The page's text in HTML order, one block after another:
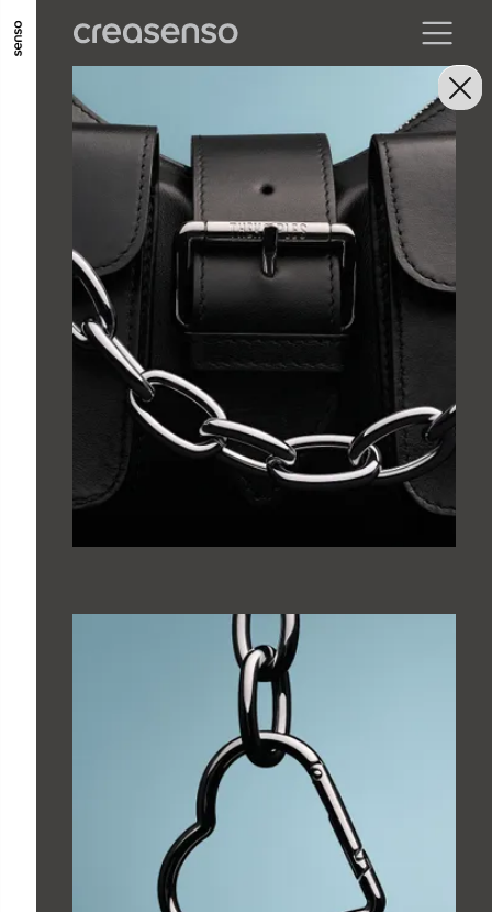
ALLER AU CONTENU PRINCIPAL
ALLER EN BAS DE PAGE